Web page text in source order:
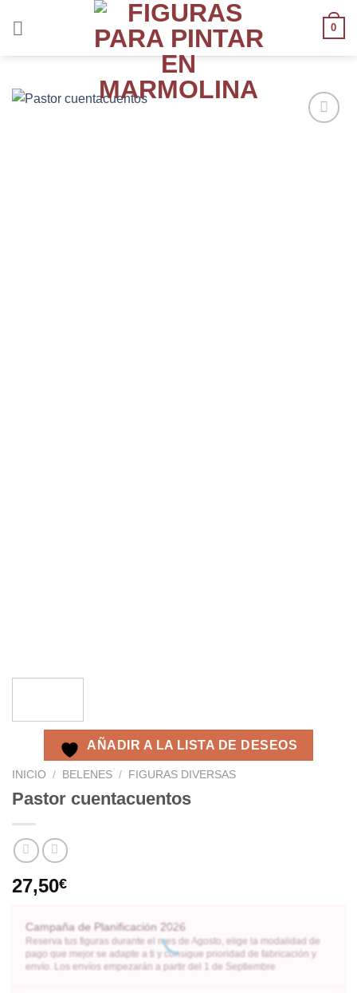
0
AÑADIR A LA LISTA DE DESEOS
INICIO / BELENES / FIGURAS DIVERSAS
Pastor cuentacuentos
27,50€
Campaña de Planificación 2026
Reserva tus figuras durante el mes de Agosto, elige la modalidad de
pago que mejor se adapte a ti y consigue prioridad de fabricación y
envío. Los envíos empezarán a partir del 1 de Septiembre